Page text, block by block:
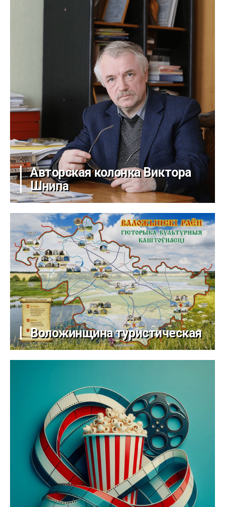
Авторская колонка Виктора
Шнипа
Воложинщина туристическая